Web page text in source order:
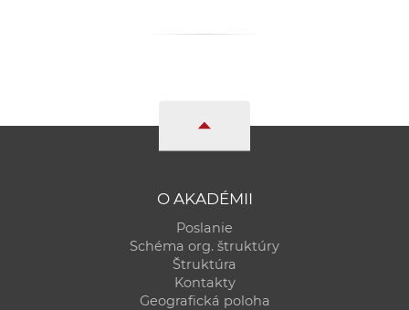
O AKADÉMII
Poslanie
Schéma org. štruktúry
Štruktúra
Kontakty
Geografická poloha